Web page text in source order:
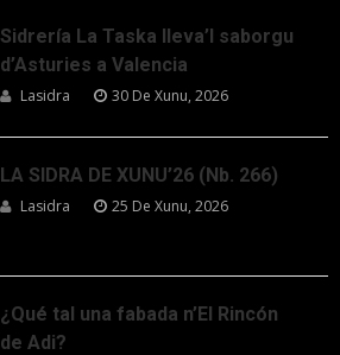
Sidrería La Taska lleva’l saborgu
d’Asturies a Valencia
Lasidra 30 De Xunu, 2026
LA SIDRA DE XUNU’26 (Nb. 266)
Lasidra 25 De Xunu, 2026
¿Qué tal una fabada n’El Rincón
de Adi?